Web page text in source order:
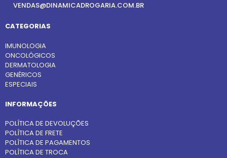
VENDAS@DINAMICADROGARIA.COM.BR
CATEGORIAS
IMUNOLOGIA
ONCOLÓGICOS
DERMATOLOGIA
GENÉRICOS
ESPECIAIS
INFORMAÇÕES
POLÍTICA DE DEVOLUÇÕES
POLÍTICA DE FRETE
POLÍTICA DE PAGAMENTOS
POLÍTICA DE TROCA